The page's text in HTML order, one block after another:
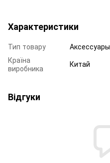
Характеристики
Тип товару
Аксессуары
Країна
виробника
Китай
Відгуки